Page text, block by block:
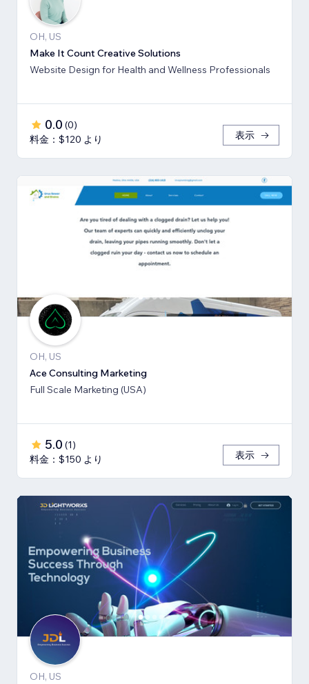
OH, US
Make It Count Creative Solutions
Website Design for Health and Wellness Professionals
0.0 (0)
料金：$120 より
表示
OH, US
Ace Consulting Marketing
Full Scale Marketing (USA)
5.0 (1)
料金：$150 より
表示
OH, US